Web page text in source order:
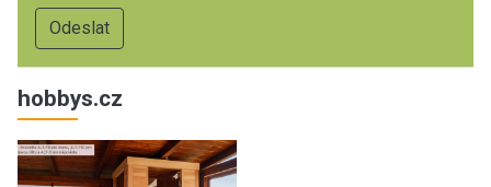
hobbys.cz